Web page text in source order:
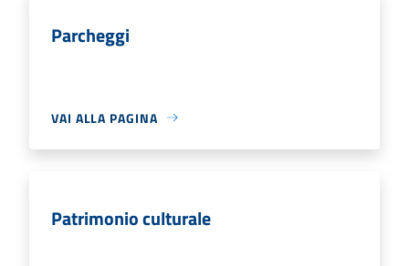
Parcheggi
VAI ALLA PAGINA
Patrimonio culturale